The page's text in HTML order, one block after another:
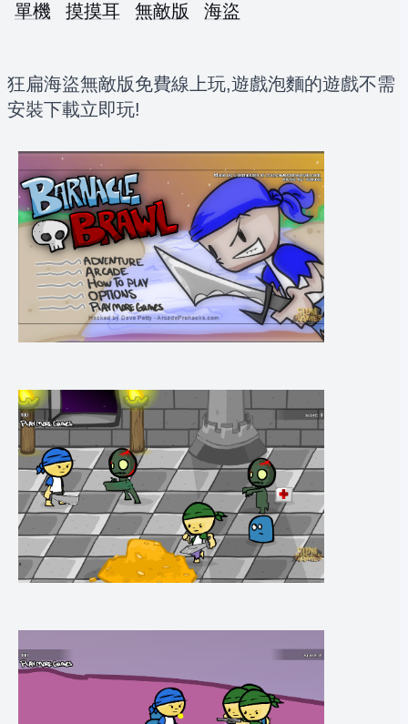
單機
摸摸耳 無敵版 海盜
狂扁海盜無敵版免費線上玩,遊戲泡麵的遊戲不需
安裝下載立即玩!